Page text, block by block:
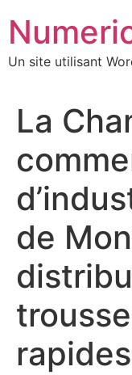
contenu
Un site utilisant
La
de